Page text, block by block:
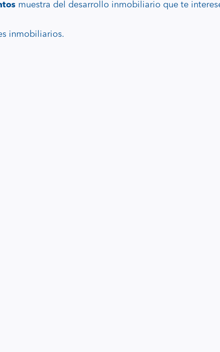
muestra del desarrollo inmobiliario que te
inmobiliarios.